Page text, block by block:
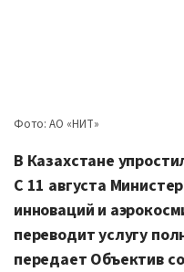
Фото: АО «НИТ»
В Казахстане
С 11 августа
инноваций и
переводит услугу
передает Объектив